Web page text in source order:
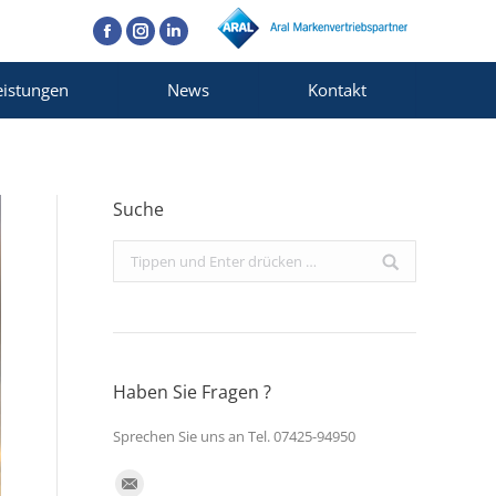
Facebook
InstagramLinkedin
News Kontakt
Suche
Search:
Haben Sie Fragen ?
Sprechen Sie uns an Tel. 07425-94950
Finden Sie uns auf: